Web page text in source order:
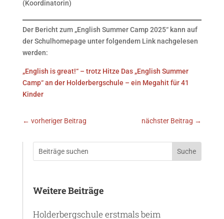
(Koordinatorin)
Der Bericht zum „English Summer Camp 2025“ kann auf
der Schulhomepage unter folgendem Link nachgelesen
werden:
„English is great!“ – trotz Hitze Das „English Summer
Camp“ an der Holderbergschule – ein Megahit für 41
Kinder
← vorheriger Beitrag nächster Beitrag →
Weitere Beiträge
Holderbergschule erstmals beim